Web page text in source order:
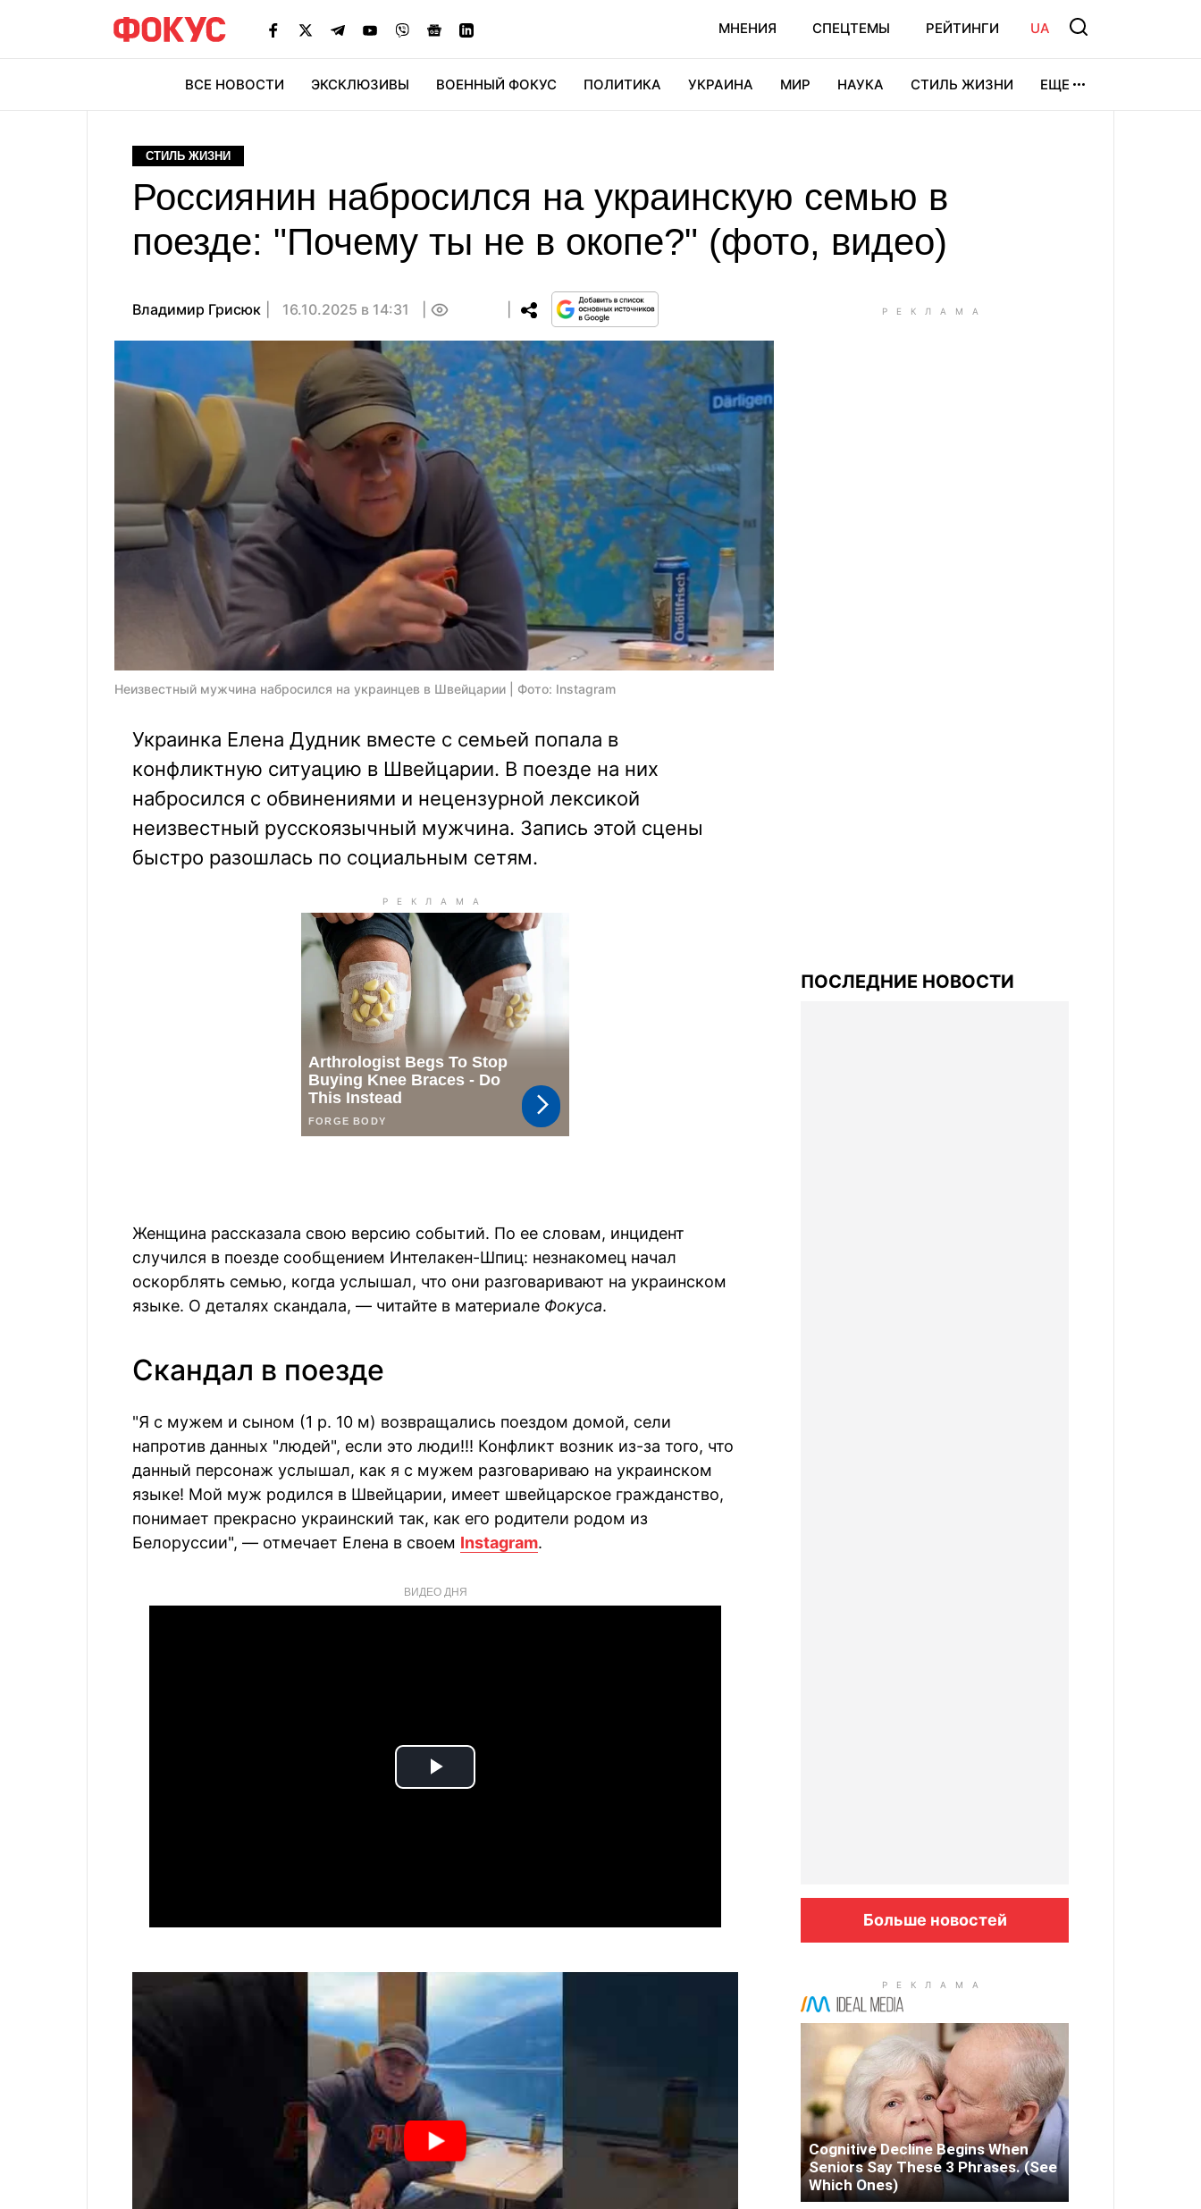
МНЕНИЯ СПЕЦТЕМЫ РЕЙТИНГИ UA
ВСЕ НОВОСТИ ЭКСКЛЮЗИВЫ ВОЕННЫЙ ФОКУС ПОЛИТИКА УКРАИНА МИР НАУКА СТИЛЬ ЖИЗНИ ЕЩЕ
СТИЛЬ ЖИЗНИ
Россиянин набросился на украинскую семью в
поезде: "Почему ты не в окопе?" (фото, видео)
Владимир Грисюк 16.10.2025 в 14:31
Неизвестный мужчина набросился на украинцев в Швейцарии | Фото: Instagram
Украинка Елена Дудник вместе с семьей попала в
конфликтную ситуацию в Швейцарии. В поезде на них
набросился с обвинениями и нецензурной лексикой
неизвестный русскоязычный мужчина. Запись этой сцены
быстро разошлась по социальным сетям.
Женщина рассказала свою версию событий. По ее словам, инцидент
случился в поезде сообщением Интелакен-Шпиц: незнакомец начал
оскорблять семью, когда услышал, что они разговаривают на украинском
языке. О деталях скандала, — читайте в материале Фокуса.
Скандал в поезде
"Я с мужем и сыном (1 р. 10 м) возвращались поездом домой, сели
напротив данных "людей", если это люди!!! Конфликт возник из-за того, что
данный персонаж услышал, как я с мужем разговариваю на украинском
языке! Мой муж родился в Швейцарии, имеет швейцарское гражданство,
понимает прекрасно украинский так, как его родители родом из
Белоруссии", — отмечает Елена в своем Instagram.
ВИДЕО ДНЯ
Play
ПОСЛЕДНИЕ НОВОСТИ
Больше новостей